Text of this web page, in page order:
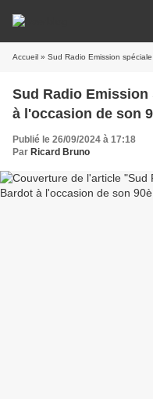
Accueil » Sud Radio Emission spéciale
Sud Radio
à l'occasion de son
Publié le 26/09/2024 à 17:18
Par Ricard Bruno